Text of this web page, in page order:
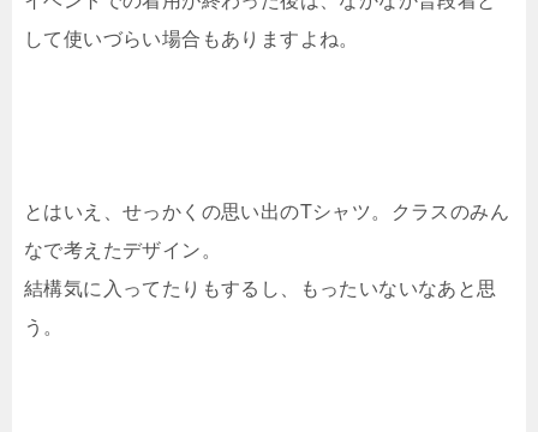
して使いづらい場合もありますよね。
とはいえ、せっかくの思い出のTシャツ。クラスのみん
なで考えたデザイン。
結構気に入ってたりもするし、もったいないなあと思
う。